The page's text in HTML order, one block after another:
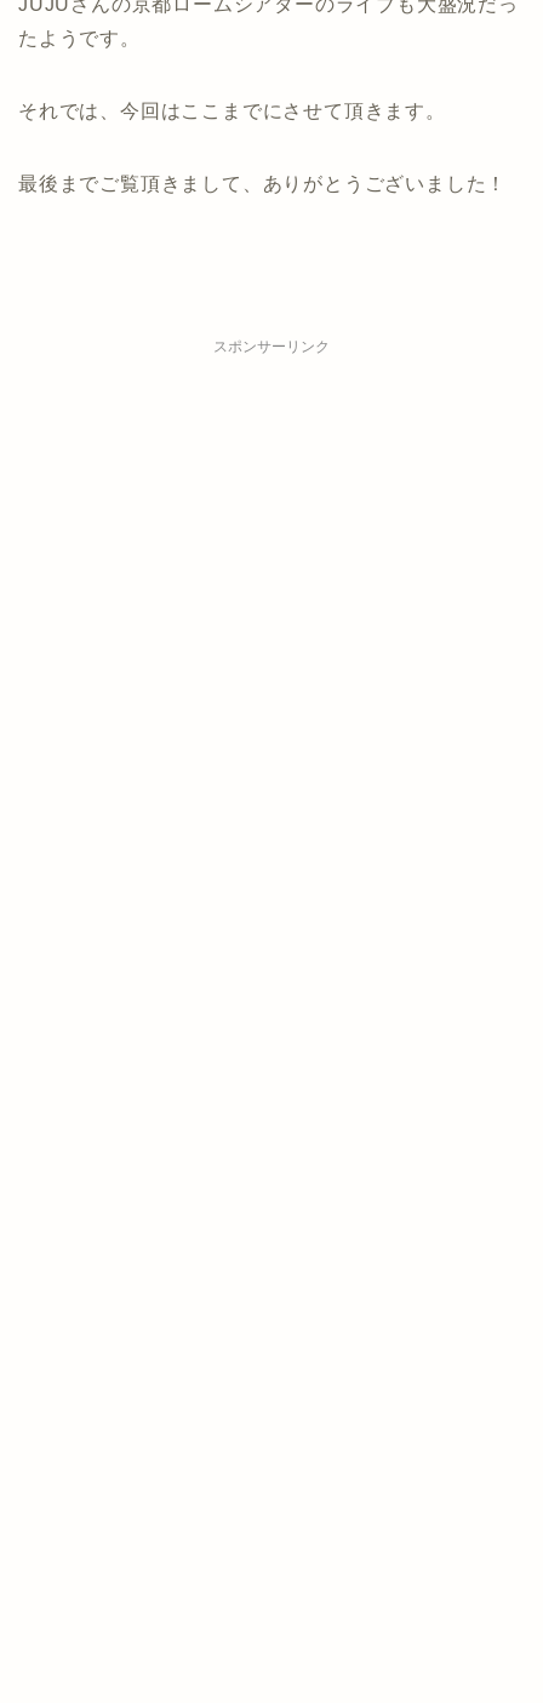
JUJUさんの京都ロームシアターのライブも大盛況だっ
たようです。
それでは、今回はここまでにさせて頂きます。
最後までご覧頂きまして、ありがとうございました！
スポンサーリンク